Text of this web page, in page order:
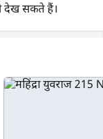
देख सकते हैं।